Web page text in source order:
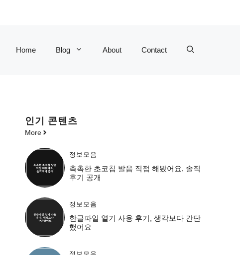
Home Blog About Contact
인기 콘텐츠
More
정보모음
촉촉한 초코칩 발음 직접 해봤어요, 솔직
후기 공개
정보모음
한글파일 열기 사용 후기, 생각보다 간단
했어요
정보모음